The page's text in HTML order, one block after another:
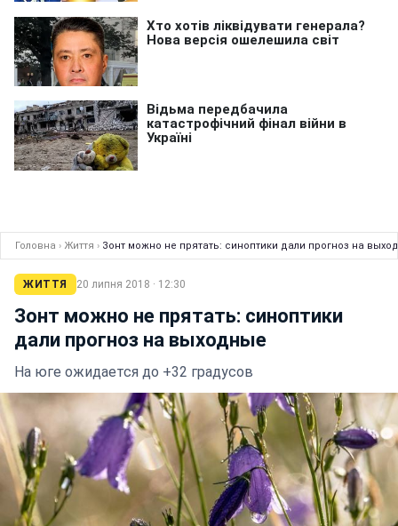
Головна › Життя › Зонт можно не прятать: синоптики дали прогноз на
ЖИТТЯ 20 липня 2018 · 12:30
Зонт можно не прятать: синоптики
дали прогноз на выходные
На юге ожидается до +32 градусов